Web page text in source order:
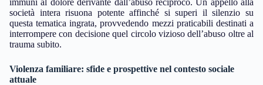
società intera risuona potente affinché si superi il silenzio su
questa tematica ingrata, provvedendo mezzi praticabili destinati a
interrompere con decisione quel circolo vizioso dell’abuso oltre al
trauma subito.
Violenza familiare: sfide e prospettive nel contesto sociale
attuale